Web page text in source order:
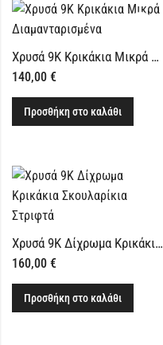
Χρυσά 9Κ Κρικάκια Μικρά Διαμανταρισμένα
140,00 €
Προσθήκη στο καλάθι
Χρυσά 9Κ Δίχρωμα Κρικάκια Σκουλαρίκια Στριφτά
160,00 €
Προσθήκη στο καλάθι